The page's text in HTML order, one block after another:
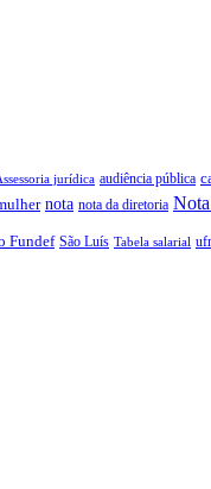
jurídica audiência pública
nota nota da diretoria
Fundef São Luís Tabela salarial